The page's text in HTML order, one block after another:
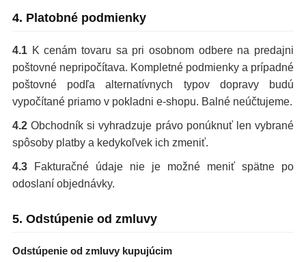
4. Platobné podmienky
4.1 K cenám tovaru sa pri osobnom odbere na predajni
poštovné nepripočítava. Kompletné podmienky a prípadné
poštovné podľa alternatívnych typov dopravy budú
vypočítané priamo v pokladni e-shopu. Balné neúčtujeme.
4.2 Obchodník si vyhradzuje právo ponúknuť len vybrané
spôsoby platby a kedykoľvek ich zmeniť.
4.3 Fakturačné údaje nie je možné meniť spätne po
odoslaní objednávky.
5. Odstúpenie od zmluvy
Odstúpenie od zmluvy kupujúcim